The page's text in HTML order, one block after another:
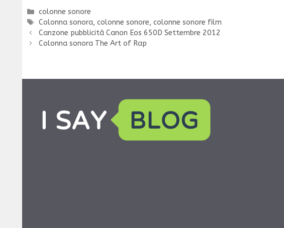
Categorie
colonne sonore
Tag
Colonna sonora,colonne sonore,colonne sonore film
Canzone pubblicità Canon Eos 650D Settembre 2012
Colonna sonora The Art of Rap